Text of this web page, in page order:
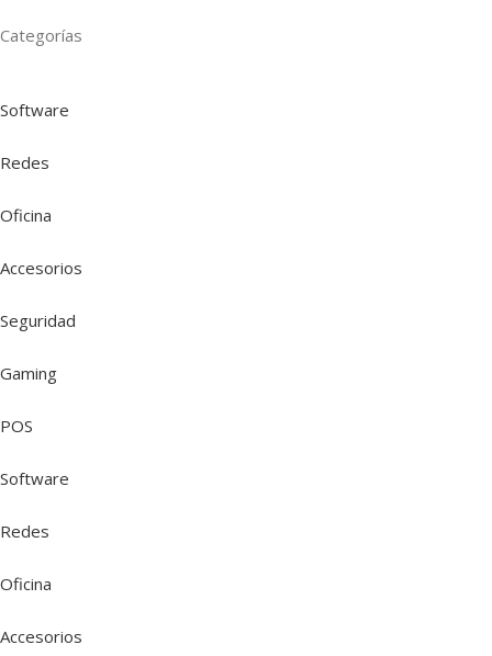
Categorías
Software
Redes
Oficina
Accesorios
Seguridad
Gaming
POS
Software
Redes
Oficina
Accesorios